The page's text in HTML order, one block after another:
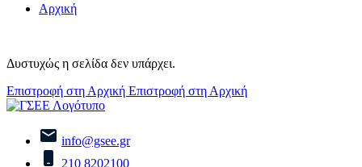
Αρχική
Δυστυχώς η σελίδα δεν υπάρχει.
Επιστροφή στη Αρχική Επιστροφή στη Αρχική
info@gsee.gr
210 8202100